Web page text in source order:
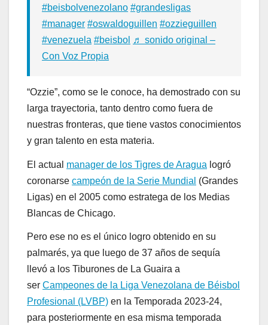
#beisbolvenezolano #grandesligas
#manager #oswaldoguillen #ozzieguillen
#venezuela #beisbol ♬ sonido original –
Con Voz Propia
“Ozzie”, como se le conoce, ha demostrado con su
larga trayectoria, tanto dentro como fuera de
nuestras fronteras, que tiene vastos conocimientos
y gran talento en esta materia.
El actual manager de los Tigres de Aragua logró
coronarse campeón de la Serie Mundial (Grandes
Ligas) en el 2005 como estratega de los Medias
Blancas de Chicago.
Pero ese no es el único logro obtenido en su
palmarés, ya que luego de 37 años de sequía
llevó a los Tiburones de La Guaira a
ser Campeones de la Liga Venezolana de Béisbol
Profesional (LVBP) en la Temporada 2023-24,
para posteriormente en esa misma temporada